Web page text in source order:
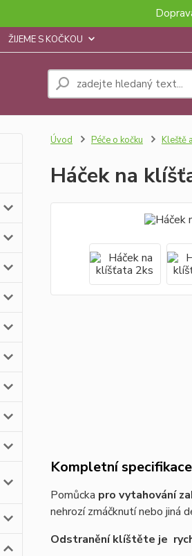
ŽIJEME S KOČKOU
Úvod Péče o kočku Kleště
Háček na
Kompletní specifikace
Pomůcka pro vytahování
nehrozí zmáčknutí nebo jiná
Odstranění klíštěte je